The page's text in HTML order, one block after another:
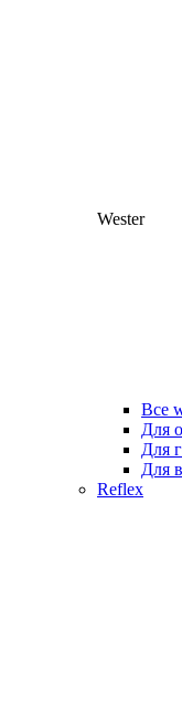
Wester
Все
Для
Для
Для
Reflex